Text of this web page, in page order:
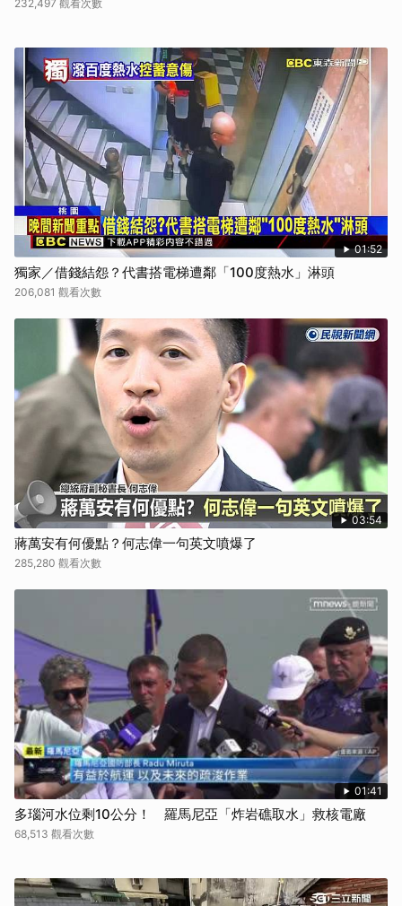
232,497 觀看次數
01:52
獨家／借錢結怨？代書搭電梯遭鄰「100度熱水」淋頭
206,081 觀看次數
03:54
蔣萬安有何優點？何志偉一句英文噴爆了
285,280 觀看次數
01:41
多瑙河水位剩10公分！ 羅馬尼亞「炸岩礁取水」救核電廠
68,513 觀看次數